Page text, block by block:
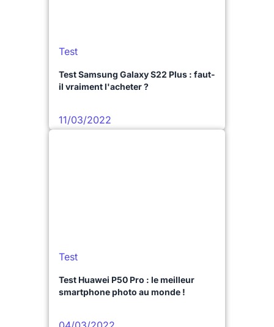
Test
Test Samsung Galaxy S22 Plus : faut-
il vraiment l'acheter ?
11/03/2022
Test
Test Huawei P50 Pro : le meilleur
smartphone photo au monde !